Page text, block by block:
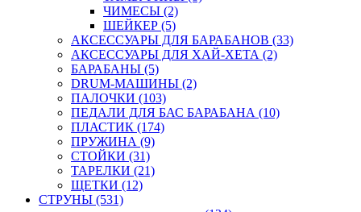
ЧИМЕСЫ (2)
ШЕЙКЕР (5)
АКСЕССУАРЫ ДЛЯ БАРАБАНОВ (33)
АКСЕССУАРЫ ДЛЯ ХАЙ-ХЕТА (2)
БАРАБАНЫ (5)
DRUM-МАШИНЫ (2)
ПАЛОЧКИ (103)
ПЕДАЛИ ДЛЯ БАС БАРАБАНА (10)
ПЛАСТИК (174)
ПРУЖИНА (9)
СТОЙКИ (31)
ТАРЕЛКИ (21)
ЩЕТКИ (12)
СТРУНЫ (531)